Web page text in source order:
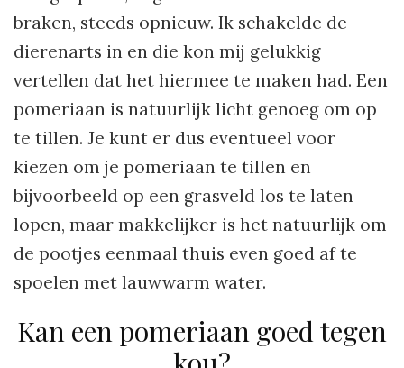
braken, steeds opnieuw. Ik schakelde de
dierenarts in en die kon mij gelukkig
vertellen dat het hiermee te maken had. Een
pomeriaan is natuurlijk licht genoeg om op
te tillen. Je kunt er dus eventueel voor
kiezen om je pomeriaan te tillen en
bijvoorbeeld op een grasveld los te laten
lopen, maar makkelijker is het natuurlijk om
de pootjes eenmaal thuis even goed af te
spoelen met lauwwarm water.
Kan een pomeriaan goed tegen